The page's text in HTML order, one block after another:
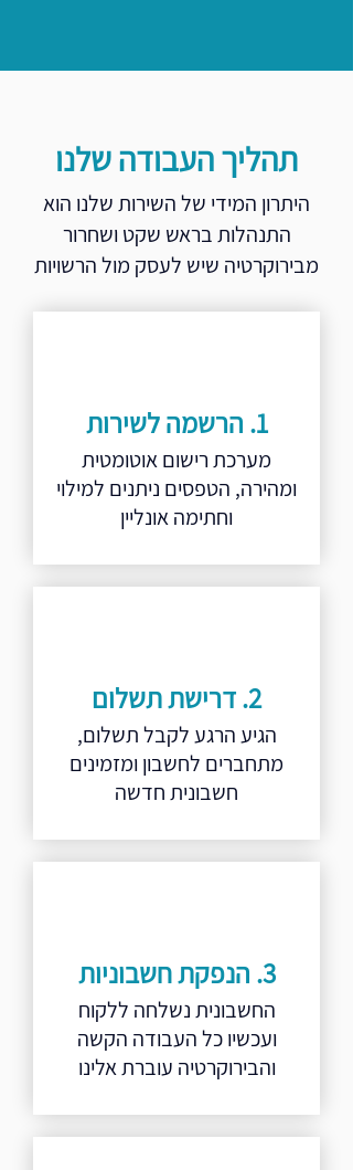
תהליך העבודה שלנו
היתרון המידי של השירות שלנו הוא
התנהלות בראש שקט ושחרור
מבירוקרטיה שיש לעסק מול הרשויות
1. הרשמה לשירות
מערכת רישום אוטומטית
ומהירה, הטפסים ניתנים למילוי
וחתימה אונליין
2. דרישת תשלום
הגיע הרגע לקבל תשלום,
מתחברים לחשבון ומזמינים
חשבונית חדשה
3. הנפקת חשבוניות
החשבונית נשלחה ללקוח
ועכשיו כל העבודה הקשה
והבירוקרטיה עוברת אלינו